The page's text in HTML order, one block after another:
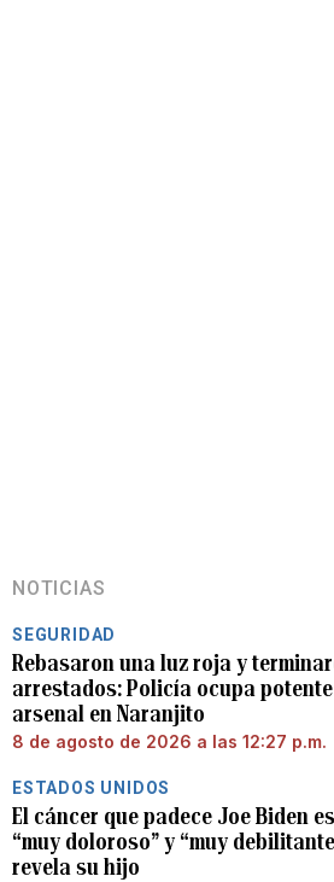
NOTICIAS
SEGURIDAD
Rebasaron una luz roja y
arrestados: Policía ocupa potente
arsenal en Naranjito
8 de agosto de 2026 a las 12:27 p.m.
ESTADOS UNIDOS
El cáncer que padece Joe Biden es
“muy doloroso” y “muy
revela su hijo